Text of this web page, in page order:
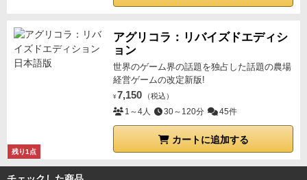
残り1点
アグリコラ：リバイズドエディシ
ョン
世界のゲーム界の話題を独占した話題の農場
経営ゲームの改定新版!
¥ 7,150 （税込）
1～4人 30～120分 45件
カートに追加する